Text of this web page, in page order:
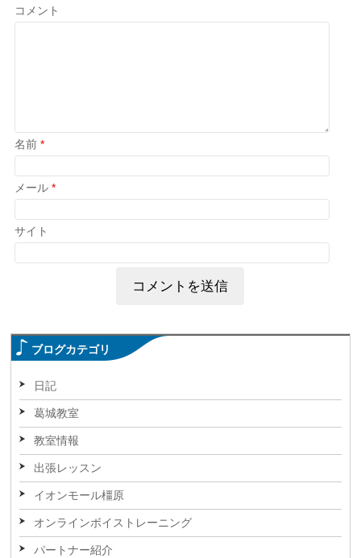
コメント
名前*
メール*
サイト
ブログカテゴリ
日記
葛城教室
教室情報
出張レッスン
イオンモール橿原
オンラインボイストレーニング
パートナー紹介